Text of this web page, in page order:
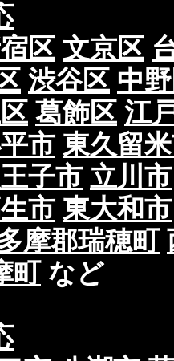
区 文京区
渋谷区 中
葛飾区 江
市 東久留
子市 立川市
市 東大和市
摩郡瑞穂町
町など